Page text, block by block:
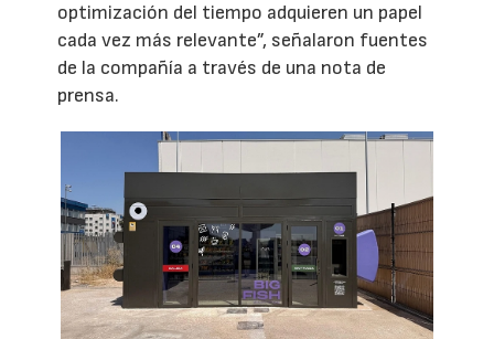
optimización del tiempo adquieren un papel
cada vez más relevante”, señalaron fuentes
de la compañía a través de una nota de
prensa.